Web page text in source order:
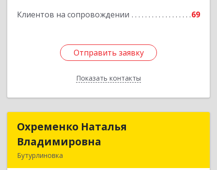
Клиентов на сопровождении 69
Отправить заявку
Показать контакты
Отправить заявку
Назад
Охременко Наталья
Владимировна
Бутурлиновка
Охременко Наталья